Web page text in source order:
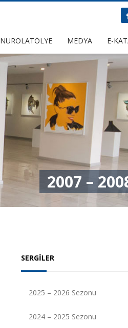
NUROLATÖLYE MEDYA E-
2007 –
SERGILER
2025 – 2026 Sezonu
2024 – 2025 Sezonu